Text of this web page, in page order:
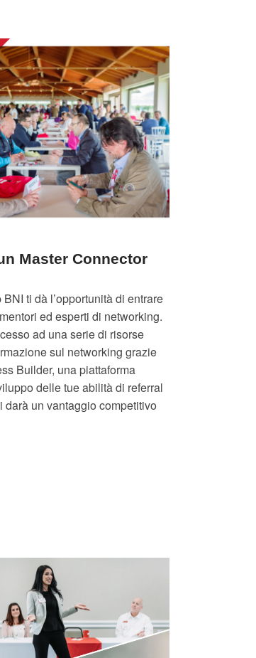
Master Connector
ti dà l’opportunità di entrare
ed esperti di networking.
ad una serie di risorse
sul networking grazie
Builder, una piattaforma
delle tue abilità di referral
darà un vantaggio competitivo